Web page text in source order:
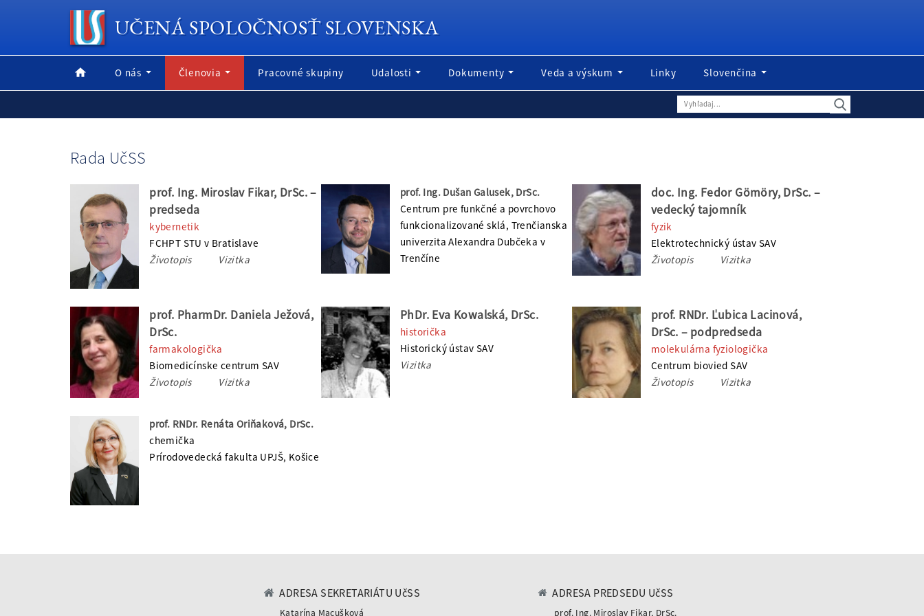
UČENÁ SPOLOČNOSŤ SLOVENSKA
O nás Členovia Pracovné skupiny Udalosti Dokumenty Veda a výskum Linky Slovenčina
Rada UčSS
prof. Ing. Miroslav Fikar, DrSc. –
predseda
kybernetik
FCHPT STU v Bratislave
Životopis
Vizitka
prof. Ing. Dušan Galusek, DrSc.
Centrum pre funkčné a povrchovo
funkcionalizované sklá, Trenčianska
univerzita Alexandra Dubčeka v
Trenčíne
doc. Ing. Fedor Gömöry, DrSc. –
vedecký tajomník
fyzik
Elektrotechnický ústav SAV
Životopis
Vizitka
prof. PharmDr. Daniela Ježová,
DrSc.
farmakologička
Biomedicínske centrum SAV
Životopis
Vizitka
PhDr. Eva Kowalská, DrSc.
historička
Historický ústav SAV
Vizitka
prof. RNDr. Ľubica Lacinová,
DrSc. – podpredseda
molekulárna fyziologička
Centrum biovied SAV
Životopis
Vizitka
prof. RNDr. Renáta Oriňaková, DrSc.
chemička
Prírodovedecká fakulta UPJŠ, Košice
ADRESA SEKRETARIÁTU UčSS
Katarína Macušková
ADRESA PREDSEDU UčSS
prof. Ing. Miroslav Fikar, DrSc.